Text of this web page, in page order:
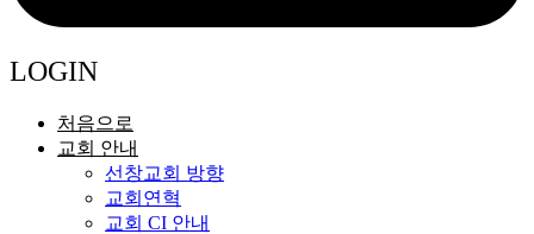
LOGIN
처음으로
교회 안내
선창교회 방향
교회연혁
교회 CI 안내